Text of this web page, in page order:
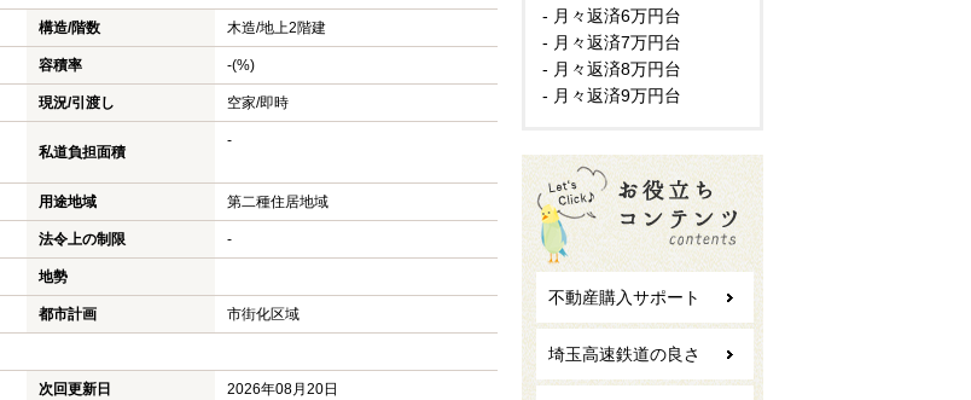
構造/階数 木造/地上2階建
容積率 -(%)
現況/引渡し 空家/即時
私道負担面積
-
用途地域 第二種住居地域
法令上の制限 -
地勢
都市計画 市街化区域
次回更新日
2026年08月20日
- 月々返済6万円台
- 月々返済7万円台
- 月々返済8万円台
- 月々返済9万円台
不動産購入サポート
埼玉高速鉄道の良さ